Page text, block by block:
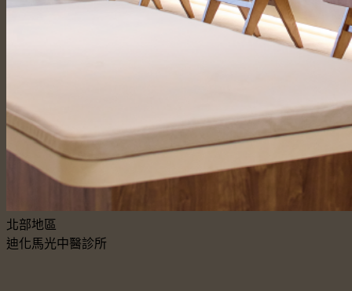
北部地區
迪化馬光中醫診所